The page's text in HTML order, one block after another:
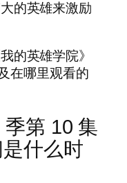
的英雄来激励
的英雄学院》
在哪里观看的
第 10 集
什么时